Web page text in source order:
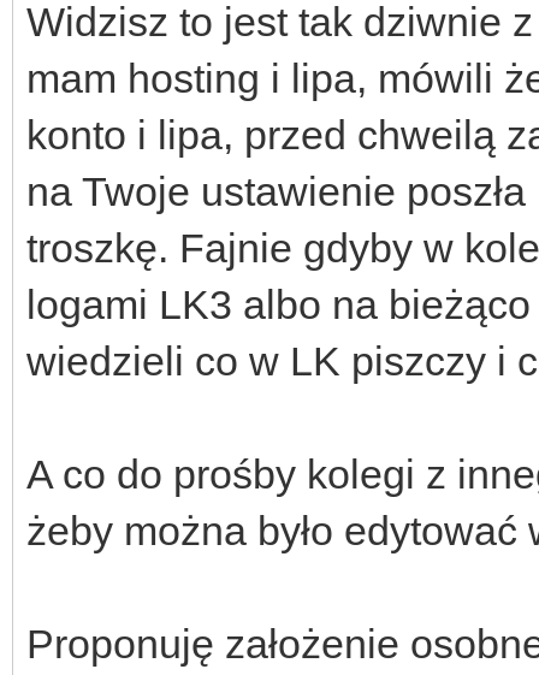
Widzisz to jest tak dziwnie
mam hosting i lipa, mówili
konto i lipa, przed chweilą
na Twoje ustawienie
troszkę. Fajnie gdyby w
logami LK3 albo na
wiedzieli co w LK piszczy i
A co do prośby kolegi z
żeby można było
Proponuję założenie